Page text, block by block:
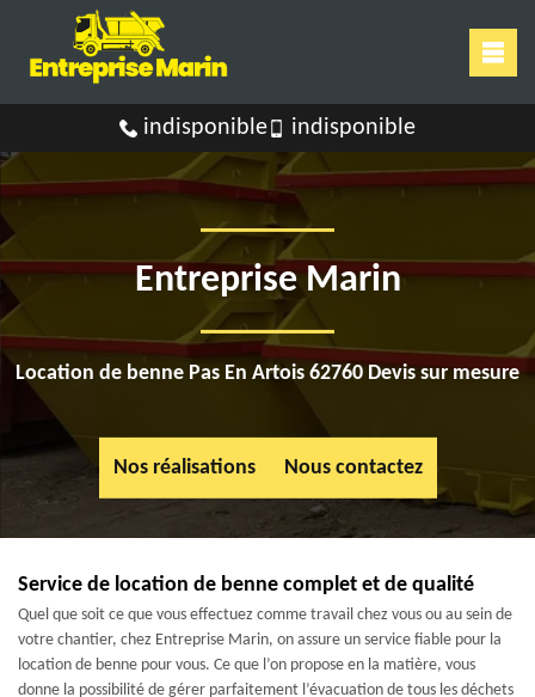
indisponible indisponible
Entreprise Marin
Location de benne Pas En Artois 62760 Devis sur mesure
Nos réalisations Nous contactez
Service de location de benne complet et de qualité
Quel que soit ce que vous effectuez comme travail chez vous ou au sein de
votre chantier, chez Entreprise Marin, on assure un service fiable pour la
location de benne pour vous. Ce que l’on propose en la matière, vous
donne la possibilité de gérer parfaitement l’évacuation de tous les déchets